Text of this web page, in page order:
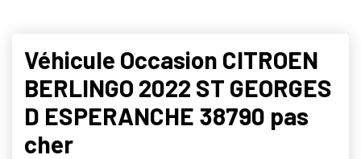
Véhicule Occasion CITROEN
BERLINGO 2022 ST GEORGES
D ESPERANCHE 38790 pas
cher